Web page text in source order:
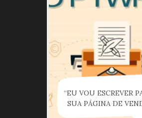
“EU VOU ESCREVER
SUA PÁGINA DE